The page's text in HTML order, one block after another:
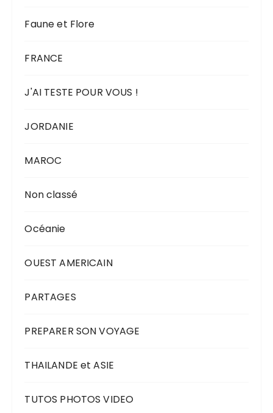
Faune et Flore
FRANCE
J'AI TESTE POUR VOUS !
JORDANIE
MAROC
Non classé
Océanie
OUEST AMERICAIN
PARTAGES
PREPARER SON VOYAGE
THAILANDE et ASIE
TUTOS PHOTOS VIDEO